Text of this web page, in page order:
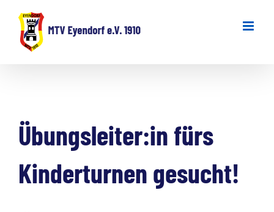
Inhalt
springen
Übungsleiter:in fürs
Kinderturnen gesucht!